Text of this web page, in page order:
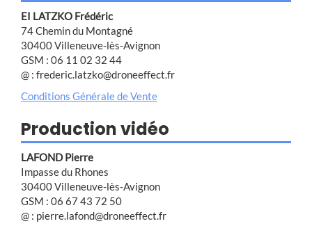
EI LATZKO Frédéric
74 Chemin du Montagné
30400 Villeneuve-lès-Avignon
GSM : 06 11 02 32 44
@ : frederic.latzko@droneeffect.fr
Conditions Générale de Vente
Production vidéo
LAFOND Pierre
Impasse du Rhones
30400 Villeneuve-lès-Avignon
GSM : 06 67 43 72 50
@ : pierre.lafond@droneeffect.fr